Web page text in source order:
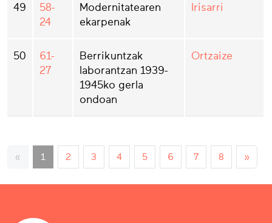
49
58-
24
Modernitatearen
ekarpenak
Irisarri
50
61-
27
Berrikuntzak
laborantzan 1939-
1945ko gerla
ondoan
Ortzaize
« 1 2 3 4 5 6 7 8 »